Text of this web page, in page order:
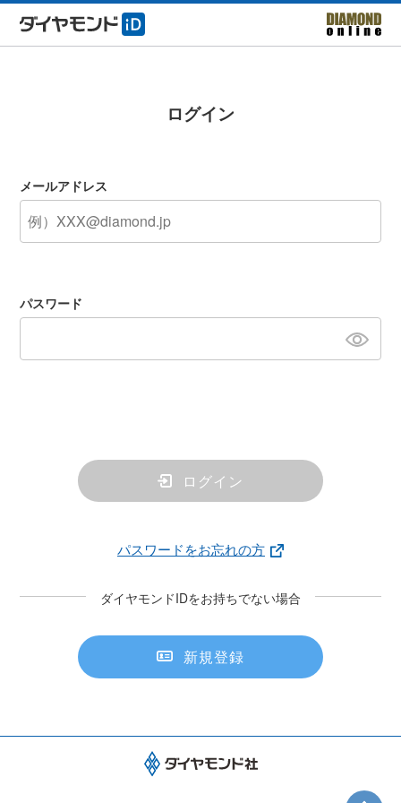
ログイン
メールアドレス
パスワード
ログイン
パスワードをお忘れの方
ダイヤモンドIDをお持ちでない場合
新規登録